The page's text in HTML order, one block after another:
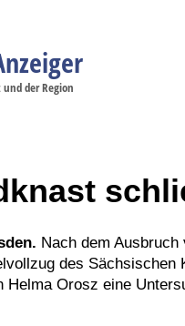
der Region
Nach dem
des Sächsischen
Helma Orosz eine